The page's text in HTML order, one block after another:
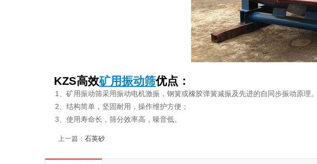
KZS高效矿用振动筛优点：
1、矿用振动筛采用振动电机激振，钢簧或橡胶弹簧减振及先进的自同步振动原理。
2、结构简单，坚固耐用，操作维护方便；
3、使用寿命长，筛分效率高，噪音低。
上一篇： 石英砂